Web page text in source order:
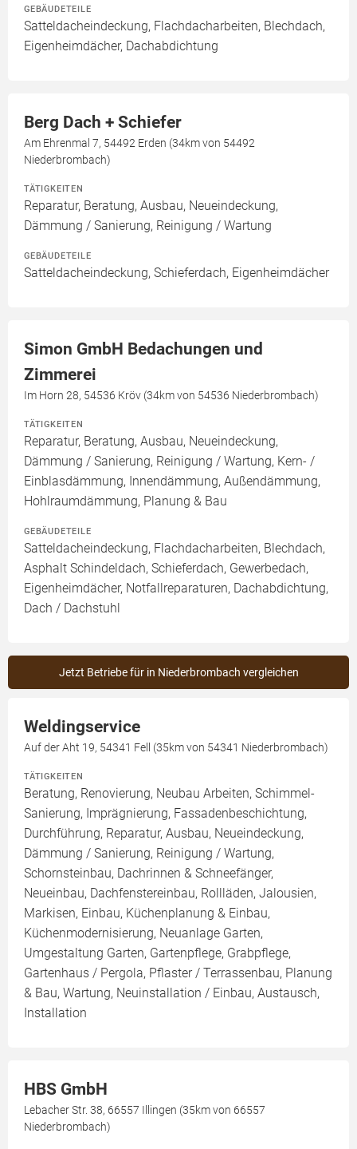
GEBÄUDETEILE
Satteldacheindeckung, Flachdacharbeiten, Blechdach,
Eigenheimdächer, Dachabdichtung
Berg Dach + Schiefer
Am Ehrenmal 7, 54492 Erden (34km von 54492
Niederbrombach)
TÄTIGKEITEN
Reparatur, Beratung, Ausbau, Neueindeckung,
Dämmung / Sanierung, Reinigung / Wartung
GEBÄUDETEILE
Satteldacheindeckung, Schieferdach, Eigenheimdächer
Simon GmbH Bedachungen und
Zimmerei
Im Horn 28, 54536 Kröv (34km von 54536 Niederbrombach)
TÄTIGKEITEN
Reparatur, Beratung, Ausbau, Neueindeckung,
Dämmung / Sanierung, Reinigung / Wartung, Kern- /
Einblasdämmung, Innendämmung, Außendämmung,
Hohlraumdämmung, Planung & Bau
GEBÄUDETEILE
Satteldacheindeckung, Flachdacharbeiten, Blechdach,
Asphalt Schindeldach, Schieferdach, Gewerbedach,
Eigenheimdächer, Notfallreparaturen, Dachabdichtung,
Dach / Dachstuhl
Jetzt Betriebe für in Niederbrombach vergleichen
Weldingservice
Auf der Aht 19, 54341 Fell (35km von 54341 Niederbrombach)
TÄTIGKEITEN
Beratung, Renovierung, Neubau Arbeiten, Schimmel-
Sanierung, Imprägnierung, Fassadenbeschichtung,
Durchführung, Reparatur, Ausbau, Neueindeckung,
Dämmung / Sanierung, Reinigung / Wartung,
Schornsteinbau, Dachrinnen & Schneefänger,
Neueinbau, Dachfenstereinbau, Rollläden, Jalousien,
Markisen, Einbau, Küchenplanung & Einbau,
Küchenmodernisierung, Neuanlage Garten,
Umgestaltung Garten, Gartenpflege, Grabpflege,
Gartenhaus / Pergola, Pflaster / Terrassenbau, Planung
& Bau, Wartung, Neuinstallation / Einbau, Austausch,
Installation
HBS GmbH
Lebacher Str. 38, 66557 Illingen (35km von 66557
Niederbrombach)